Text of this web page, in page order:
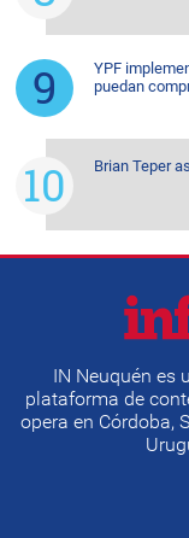
YPF
puedan
Brian Teper
IN Neuquén es
plataforma de
opera en Córdoba,